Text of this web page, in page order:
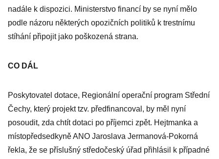
nadále k dispozici. Ministerstvo financí by se nyní mělo
podle názoru některých opozičních politiků k trestnímu
stíhání připojit jako poškozená strana.
CO DÁL
Poskytovatel dotace, Regionální operační program Střední
Čechy, který projekt tzv. předfinancoval, by měl nyní
posoudit, zda chtít dotaci po příjemci zpět. Hejtmanka a
místopředsedkyně ANO Jaroslava Jermanová-Pokorná
řekla, že se příslušný středočeský úřad přihlásil k případné